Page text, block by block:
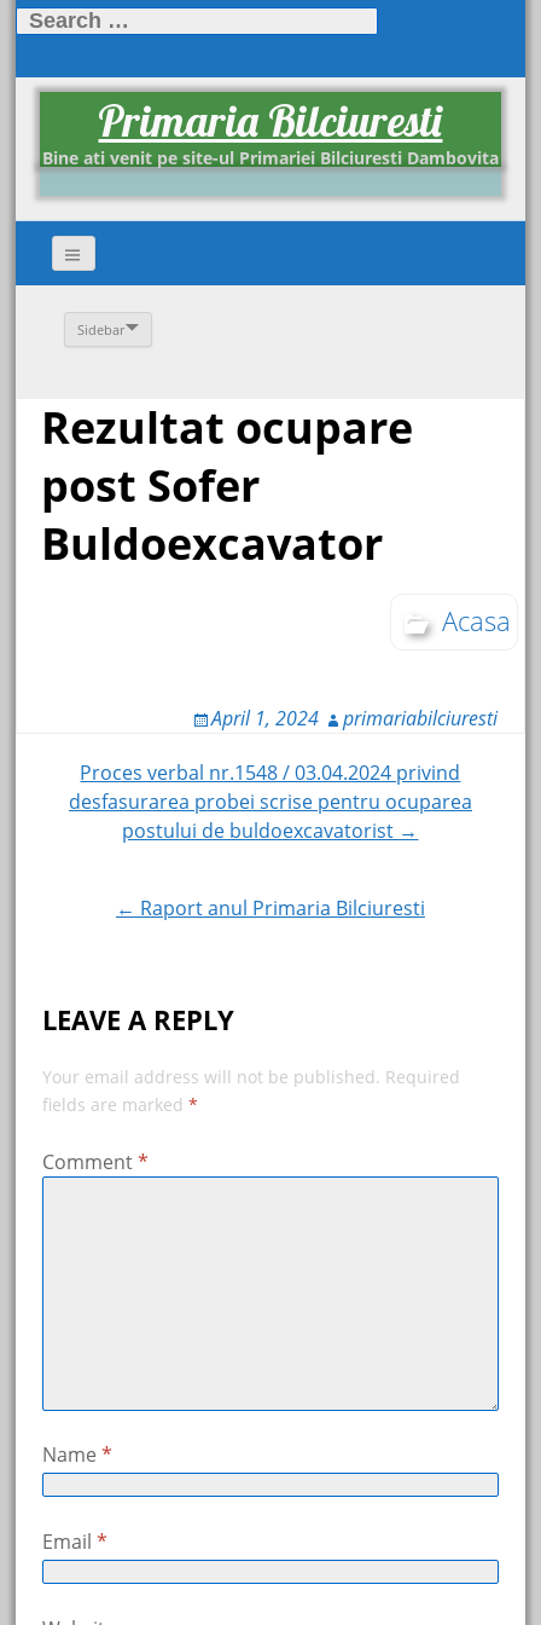
Search
Primaria Bilciuresti
Bine ati venit pe site-ul Primariei Bilciuresti Dambovita
Sidebar
Rezultat ocupare
post Sofer
Buldoexcavator
Acasa
April 1, 2024 primariabilciuresti
Post
navigation
Proces verbal nr.1548 / 03.04.2024 privind
desfasurarea probei scrise pentru ocuparea
postului de buldoexcavatorist →
← Raport anul Primaria Bilciuresti
LEAVE A REPLY
Your email address will not be published. Required
fields are marked *
Comment*
Name *
Email *